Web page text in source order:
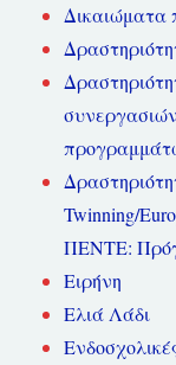
Δικαιώματα
Twinning/
ΠΕΝΤΕ:
Ειρήνη
Ελιά Λάδι